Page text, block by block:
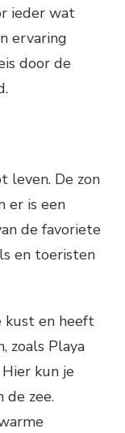
ieder wat
ervaring
door de
leven. De zon
er is een
de favoriete
en toeristen
kust en heeft
zoals Playa
kun je
de zee.